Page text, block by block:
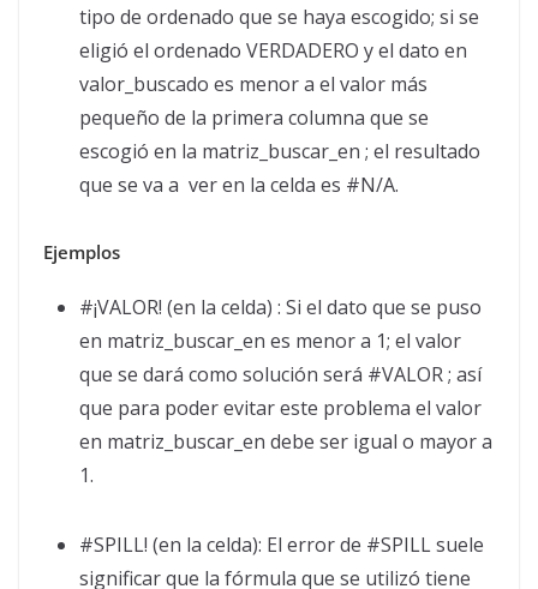
tipo de ordenado que se haya escogido; si se
eligió el ordenado VERDADERO y el dato en
valor_buscado es menor a el valor más
pequeño de la primera columna que se
escogió en la matriz_buscar_en ; el resultado
que se va a ver en la celda es #N/A.
Ejemplos
#¡VALOR! (en la celda) : Si el dato que se puso
en matriz_buscar_en es menor a 1; el valor
que se dará como solución será #VALOR ; así
que para poder evitar este problema el valor
en matriz_buscar_en debe ser igual o mayor a
1.
#SPILL! (en la celda): El error de #SPILL suele
significar que la fórmula que se utilizó tiene